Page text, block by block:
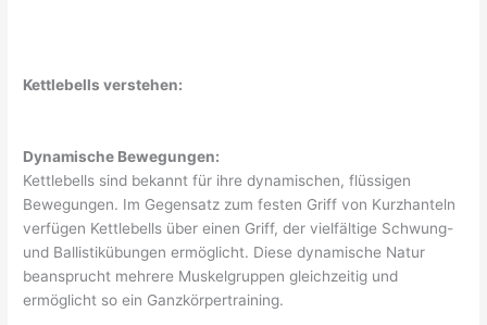
Kettlebells verstehen:
Dynamische Bewegungen:
Kettlebells sind bekannt für ihre dynamischen, flüssigen
Bewegungen. Im Gegensatz zum festen Griff von Kurzhanteln
verfügen Kettlebells über einen Griff, der vielfältige Schwung-
und Ballistikübungen ermöglicht. Diese dynamische Natur
beansprucht mehrere Muskelgruppen gleichzeitig und
ermöglicht so ein Ganzkörpertraining.